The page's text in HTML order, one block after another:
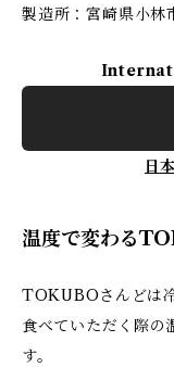
製造所：宮崎県小林
日
温度で変わる
TOKUBOさんどは
食べていただく際の
す。